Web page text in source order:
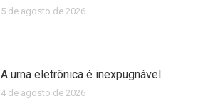
5 de agosto de 2026
A urna eletrônica é inexpugnável
4 de agosto de 2026